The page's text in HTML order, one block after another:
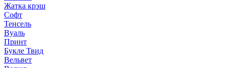
Жатка крэш
Софт
Тенсель
Вуаль
Принт
Букле Твид
Вельвет